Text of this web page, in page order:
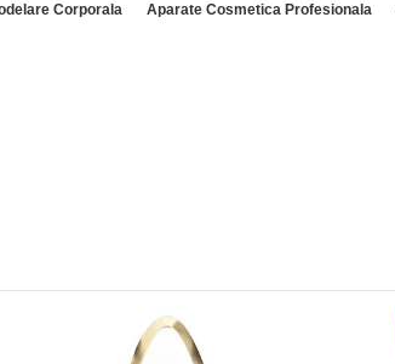
Corporala Aparate Cosmetica Profesionala